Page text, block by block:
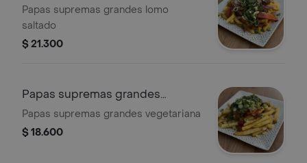
saltado
Papas supremas grandes lomo
saltado
$ 21.300
Papas supremas grandes
vegetariana
Papas supremas grandes vegetariana
$ 18.600